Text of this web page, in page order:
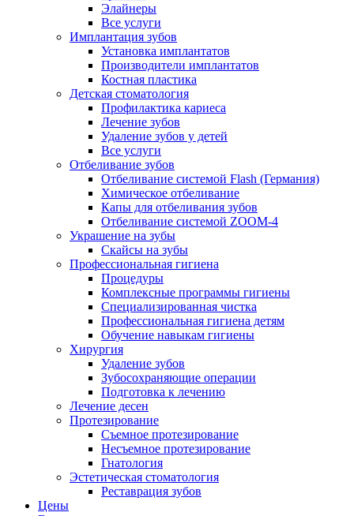
Элайнеры
Все услуги
Имплантация зубов
Установка имплантатов
Производители имплантатов
Костная пластика
Детская стоматология
Профилактика кариеса
Лечение зубов
Удаление зубов у детей
Все услуги
Отбеливание зубов
Отбеливание системой Flash (Германия)
Химическое отбеливание
Капы для отбеливания зубов
Отбеливание системой ZOOM-4
Украшение на зубы
Скайсы на зубы
Профессиональная гигиена
Процедуры
Комплексные программы гигиены
Специализированная чистка
Профессиональная гигиена детям
Обучение навыкам гигиены
Хирургия
Удаление зубов
Зубосохраняющие операции
Подготовка к лечению
Лечение десен
Протезирование
Съемное протезирование
Несъемное протезирование
Гнатология
Эстетическая стоматология
Реставрация зубов
Цены